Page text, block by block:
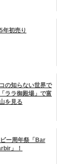
年初売り
の知らない世界で
ララ御殿場」で富
を見る
ー周年祭「Bar
」！